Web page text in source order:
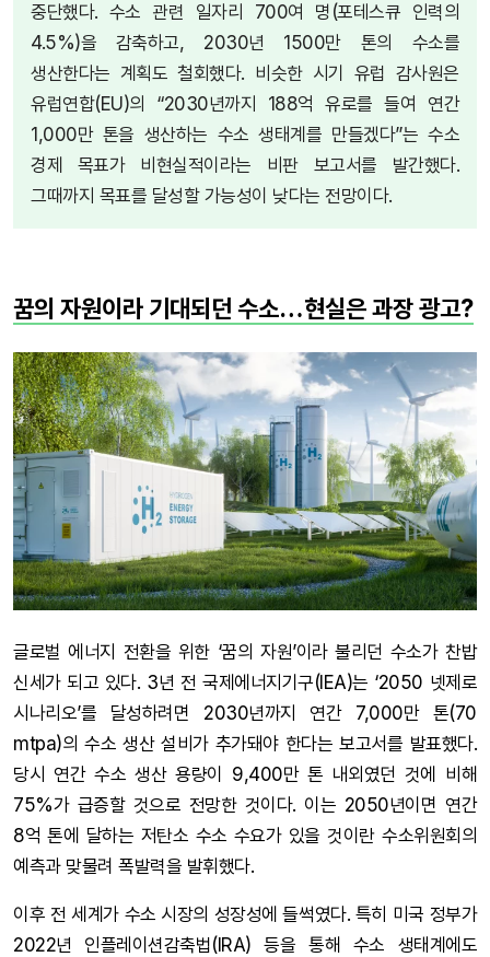
중단했다. 수소 관련 일자리 700여 명(포테스큐 인력의
4.5%)을 감축하고, 2030년 1500만 톤의 수소를
생산한다는 계획도 철회했다. 비슷한 시기 유럽 감사원은
유럽연합(EU)의 “2030년까지 188억 유로를 들여 연간
1,000만 톤을 생산하는 수소 생태계를 만들겠다”는 수소
경제 목표가 비현실적이라는 비판 보고서를 발간했다.
그때까지 목표를 달성할 가능성이 낮다는 전망이다.
꿈의 자원이라 기대되던 수소…현실은 과장 광고?
글로벌 에너지 전환을 위한 ‘꿈의 자원’이라 불리던 수소가 찬밥
신세가 되고 있다. 3년 전 국제에너지기구(IEA)는 ‘2050 넷제로
시나리오’를 달성하려면 2030년까지 연간 7,000만 톤(70
mtpa)의 수소 생산 설비가 추가돼야 한다는 보고서를 발표했다.
당시 연간 수소 생산 용량이 9,400만 톤 내외였던 것에 비해
75%가 급증할 것으로 전망한 것이다. 이는 2050년이면 연간
8억 톤에 달하는 저탄소 수소 수요가 있을 것이란 수소위원회의
예측과 맞물려 폭발력을 발휘했다.
이후 전 세계가 수소 시장의 성장성에 들썩였다. 특히 미국 정부가
2022년 인플레이션감축법(IRA) 등을 통해 수소 생태계에도